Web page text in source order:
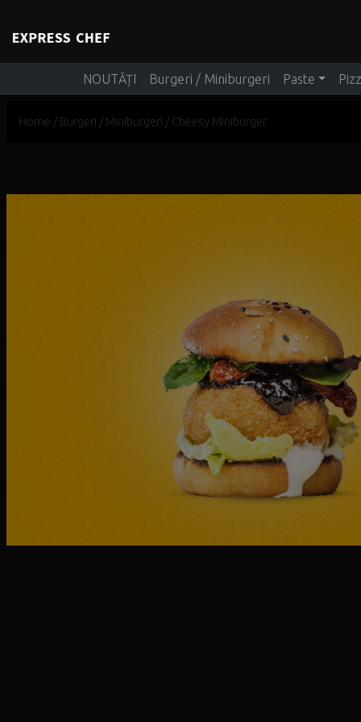
Main Navigation
NOUTĂȚI Burgeri / Miniburgeri Paste
Home / Burgeri / Miniburgeri / Cheesy Miniburger